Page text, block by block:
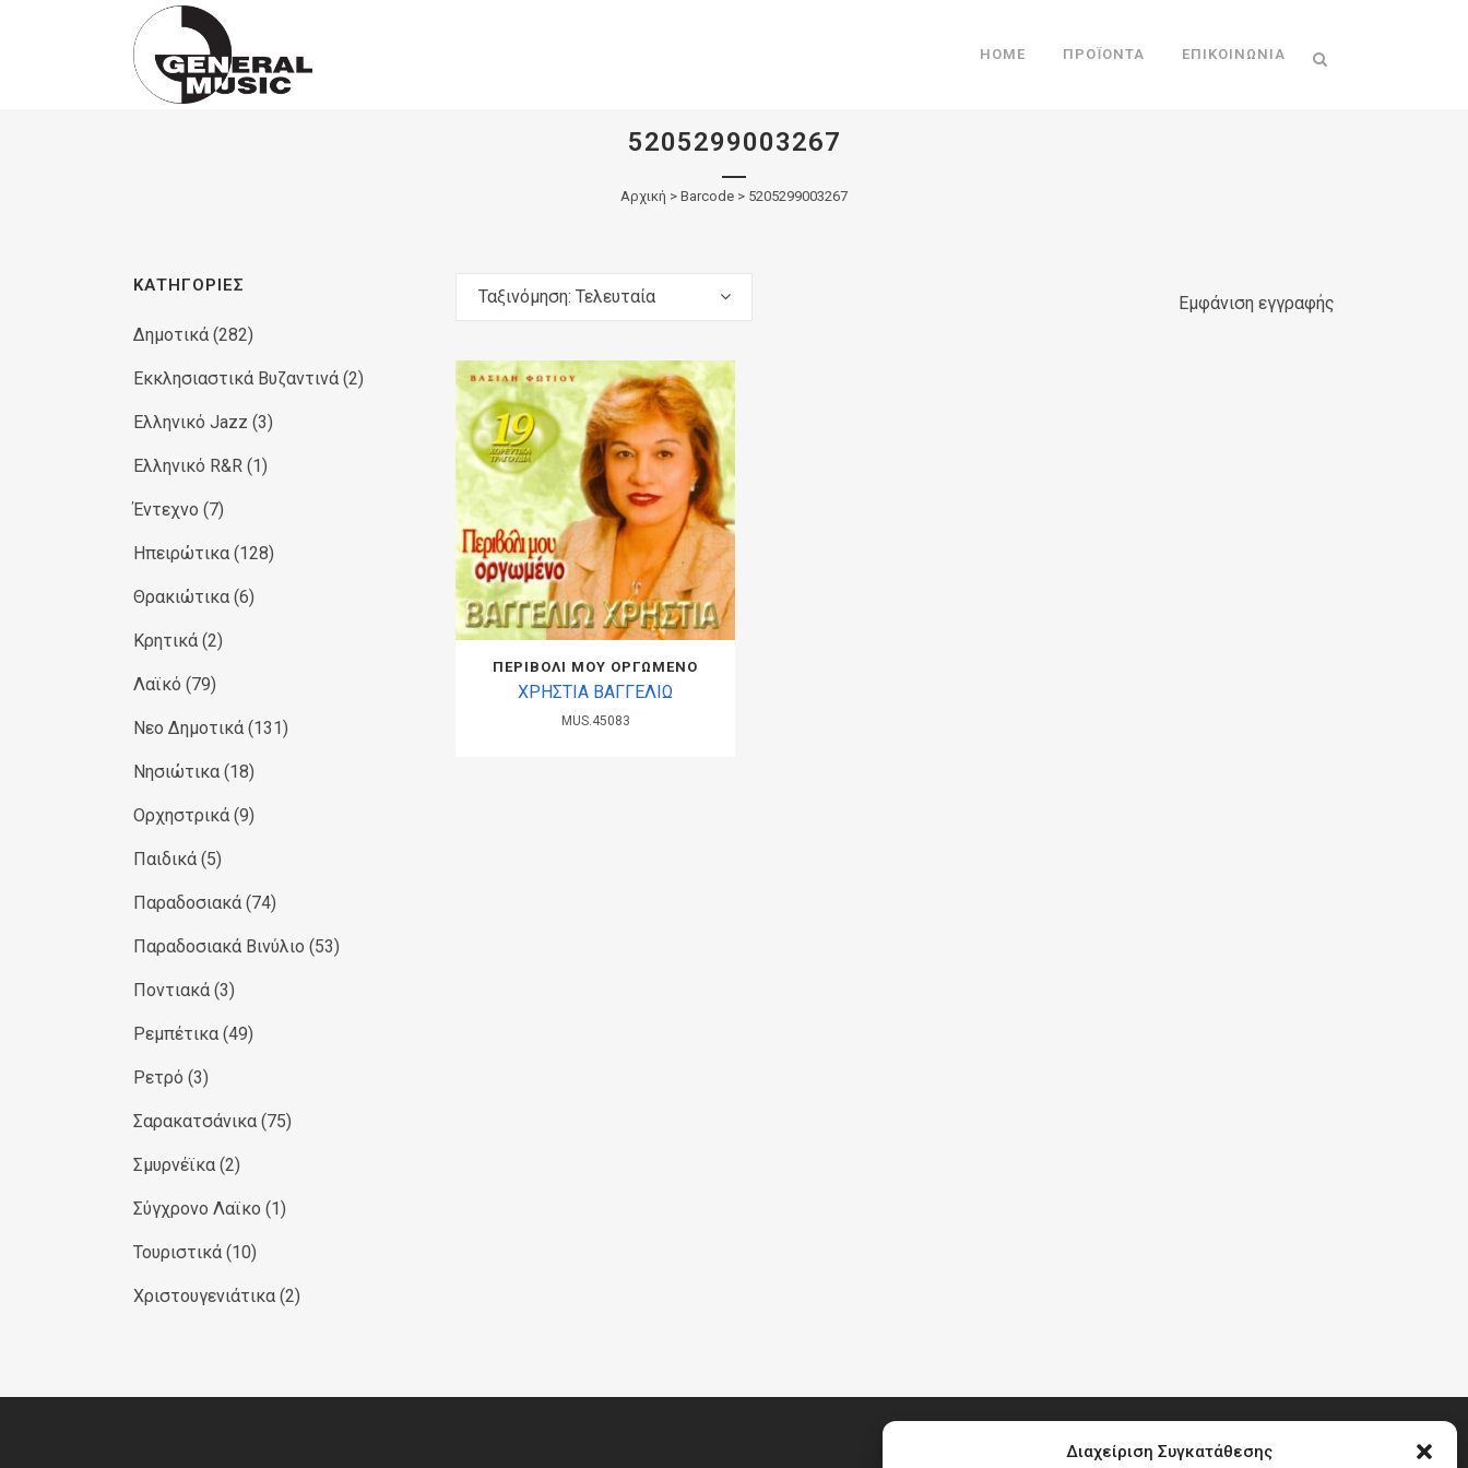
Διαχείριση Συγκατάθεσης
Products
HOME ΠΡΟΪΌΝΤΑ ΕΠΙΚΟΙΝΩΝΊΑ
5205299003267
Αρχική > Barcode > 5205299003267
ΚΑΤΗΓΟΡΊΕΣ
Δημοτικά (282)
Εκκλησιαστικά Βυζαντινά (2)
Ελληνικό Jazz (3)
Ελληνικό R&R (1)
Έντεχνο (7)
Ηπειρώτικα (128)
Θρακιώτικα (6)
Κρητικά (2)
Λαϊκό (79)
Νεο Δημοτικά (131)
Νησιώτικα (18)
Ορχηστρικά (9)
Παιδικά (5)
Παραδοσιακά (74)
Παραδοσιακά Βινύλιο (53)
Ποντιακά (3)
Ρεμπέτικα (49)
Ρετρό (3)
Σαρακατσάνικα (75)
Σμυρνέϊκα (2)
Σύγχρονο Λαϊκο (1)
Τουριστικά (10)
Χριστουγενιάτικα (2)
Εμφάνιση εγγραφής
Ταξινόμηση: Τελευταία
ΠΕΡΙΒΟΛΙ ΜΟΥ ΟΡΓΩΜΕΝΟ
ΧΡΗΣΤΙΑ ΒΑΓΓΕΛΙΩ
MUS.45083